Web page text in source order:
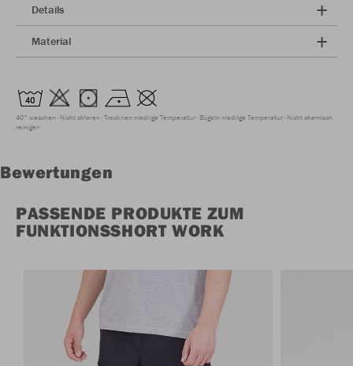
Details
Material
40° waschen Nicht chloren Trocknen niedrige Temperatur Bügeln niedrige Temperatur Nicht chemisch
reinigen
Bewertungen
PASSENDE PRODUKTE ZUM
FUNKTIONSSHORT WORK